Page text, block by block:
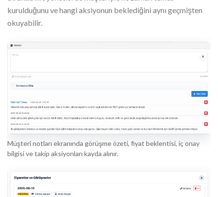
kurulduğunu ve hangi aksiyonun beklediğini aynı geçmişten
okuyabilir.
Müşteri notları ekranında görüşme özeti, fiyat beklentisi, iç onay
bilgisi ve takip aksiyonları kayda alınır.